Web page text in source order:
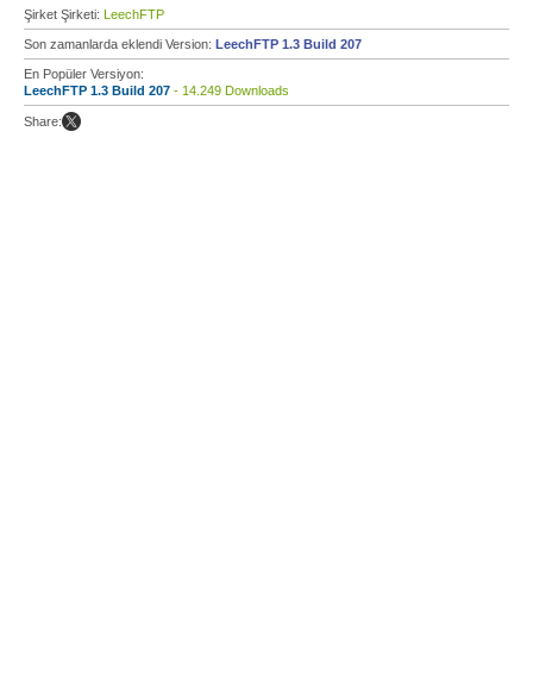
Şirket Şirketi: LeechFTP
Son zamanlarda eklendi Version: LeechFTP 1.3 Build 207
En Popüler Versiyon:
LeechFTP 1.3 Build 207 - 14.249 Downloads
Share: